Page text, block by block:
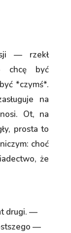
— rzekł
chcę być
*czymś*.
na
Ot, na
prosta to
choć
że
drugi. —
—